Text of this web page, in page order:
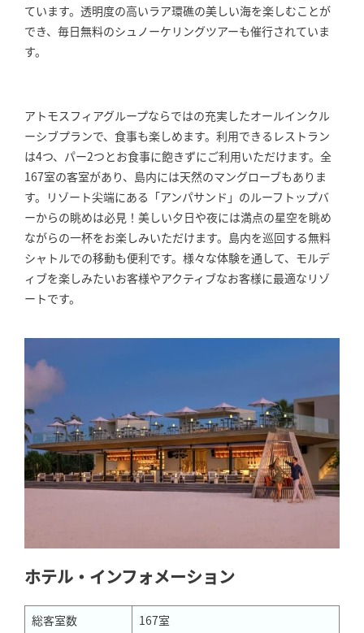
ています。透明度の高いラア環礁の美しい海を楽しむことが
でき、毎日無料のシュノーケリングツアーも催行されていま
す。
アトモスフィアグループならではの充実したオールインクル
ーシブプランで、食事も楽しめます。利用できるレストラン
は4つ、パー2つとお食事に飽きずにご利用いただけます。全
167室の客室があり、島内には天然のマングローブもありま
す。リゾート尖端にある「アンパサンド」のルーフトップバ
ーからの眺めは必見！美しい夕日や夜には満点の星空を眺め
ながらの一杯をお楽しみいただけます。島内を巡回する無料
シャトルでの移動も便利です。様々な体験を通して、モルデ
ィブを楽しみたいお客様やアクティブなお客様に最適なリゾ
ートです。
ホテル・インフォメーション
総客室数 167室